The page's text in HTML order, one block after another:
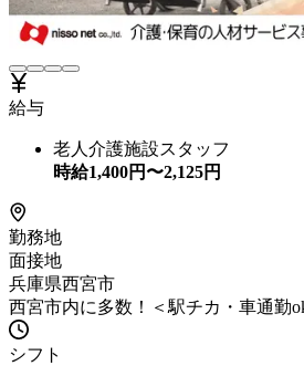
給与
老人介護施設スタッフ
時給1,400円〜2,125円
勤務地
面接地
兵庫県西宮市
西宮市内に多数！＜駅チカ・車通勤
シフト